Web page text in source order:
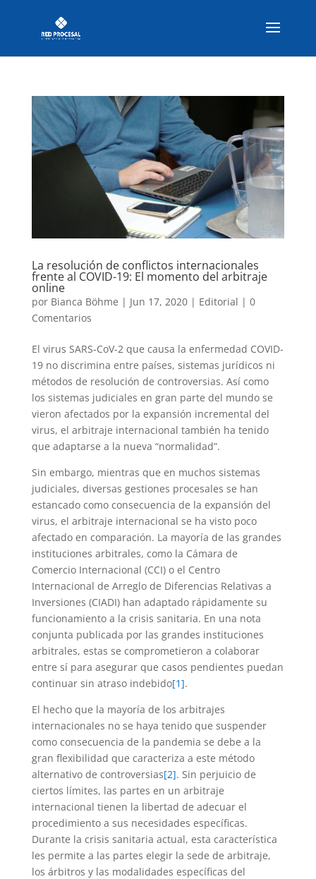
La resolución de conflictos internacionales
frente al COVID-19: El momento del arbitraje
online
por Bianca Böhme | Jun 17, 2020| Editorial | 0
Comentarios
El virus SARS-CoV-2 que causa la enfermedad COVID-
19 no discrimina entre países, sistemas jurídicos ni
métodos de resolución de controversias. Así como
los sistemas judiciales en gran parte del mundo se
vieron afectados por la expansión incremental del
virus, el arbitraje internacional también ha tenido
que adaptarse a la nueva “normalidad”.
Sin embargo, mientras que en muchos sistemas
judiciales, diversas gestiones procesales se han
estancado como consecuencia de la expansión del
virus, el arbitraje internacional se ha visto poco
afectado en comparación. La mayoría de las grandes
instituciones arbitrales, como la Cámara de
Comercio Internacional (CCI) o el Centro
Internacional de Arreglo de Diferencias Relativas a
Inversiones (CIADI) han adaptado rápidamente su
funcionamiento a la crisis sanitaria. En una nota
conjunta publicada por las grandes instituciones
arbitrales, estas se comprometieron a colaborar
entre sí para asegurar que casos pendientes puedan
continuar sin atraso indebido[1].
El hecho que la mayoría de los arbitrajes
internacionales no se haya tenido que suspender
como consecuencia de la pandemia se debe a la
gran flexibilidad que caracteriza a este método
alternativo de controversias[2]. Sin perjuicio de
ciertos límites, las partes en un arbitraje
internacional tienen la libertad de adecuar el
procedimiento a sus necesidades específicas.
Durante la crisis sanitaria actual, esta característica
les permite a las partes elegir la sede de arbitraje,
los árbitros y las modalidades específicas del